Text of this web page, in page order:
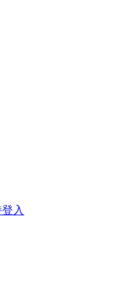
登入